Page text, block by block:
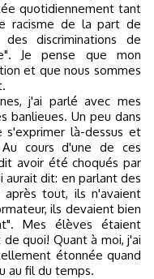
quotidiennement tant
racisme de la part de
discriminations de
Je pense que mon
et que nous sommes
j'ai parlé avec mes
banlieues. Un peu dans
s'exprimer là-dessus et
cours d'une de ces
avoir été choqués par
aurait dit: en parlant des
tout, ils n'avaient
ils devaient bien
Mes élèves étaient
quoi! Quant à moi, j'ai
étonnée quand
au fil du temps.